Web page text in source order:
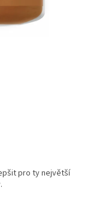
pro ty největší